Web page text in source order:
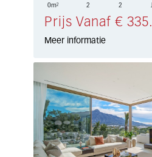
0m² 2 2
Prijs Vanaf €
Meer informatie